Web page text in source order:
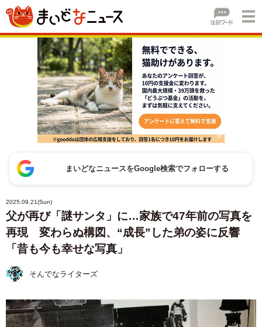
まいどなニュースをGoogle検索でフォローする
2025.09.21(Sun)
父が再び「謎サンタ」に…家族で47年前の写真を
再現 変わらぬ構図、“成長”した弟の姿に反響
「昔も今も幸せな写真」
そんでなライターズ